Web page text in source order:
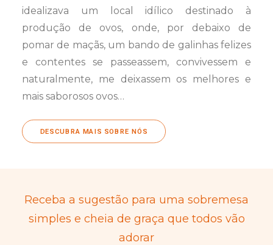
idealizava um local idílico destinado à
produção de ovos, onde, por debaixo de
pomar de maçãs, um bando de galinhas felizes
e contentes se passeassem, convivessem e
naturalmente, me deixassem os melhores e
mais saborosos ovos…
DESCUBRA MAIS SOBRE NÓS
Receba a sugestão para uma sobremesa
simples e cheia de graça que todos vão
adorar